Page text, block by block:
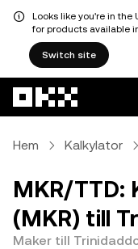
Looks like you're in the
for products available
Switch site
Hem Kalkylator
MKR/TTD:
(MKR) till
Maker till